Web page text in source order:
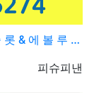
에 볼 루 션 ◆…
등록자
피슈피낸